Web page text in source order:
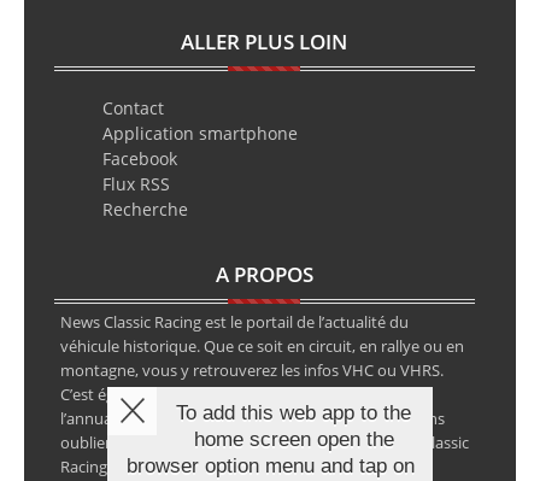
ALLER PLUS LOIN
Contact
Application smartphone
Facebook
Flux RSS
Recherche
A PROPOS
News Classic Racing est le portail de l’actualité du
véhicule historique. Que ce soit en circuit, en rallye ou en
montagne, vous y retrouverez les infos VHC ou VHRS.
C’est également le calendrier des épreuves ainsi que
l’annuaire des spécialistes de la voiture ancienne, sans
oublier les petites annonces avec notre partenaire Classic
Racing Annonces.
To add this web app to the
home screen open the
browser option menu and tap on